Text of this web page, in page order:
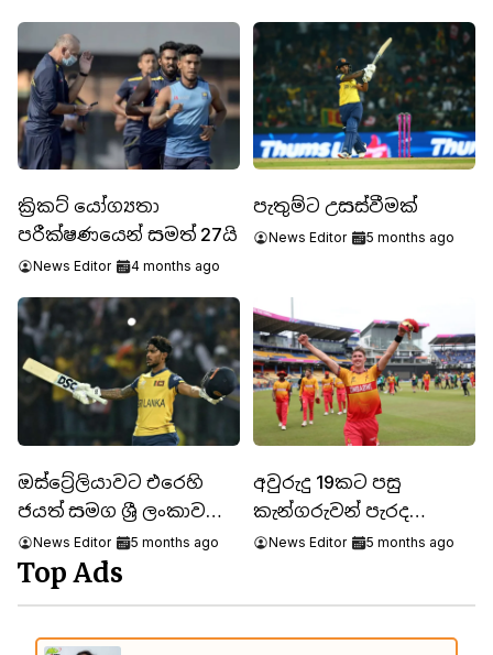
ක්‍රිකට් යෝග්‍යතා
පරීක්ෂණයෙන් සමත් 27යි
News Editor 4 months ago
පැතුම්ට උසස්වීමක්
News Editor 5 months ago
ඔස්ට්‍රේලියාවට එරෙහි
ජයත් සමග ශ්‍රී ලංකාව
සුපිරි අටදෙනාගේ වටයට
News Editor 5 months ago
අවුරුදු 19කට පසු
කැන්ගරුවන් පැරද
වූ සිම්බාබ්වේ පිලට
News Editor 5 months ago
Top Ads